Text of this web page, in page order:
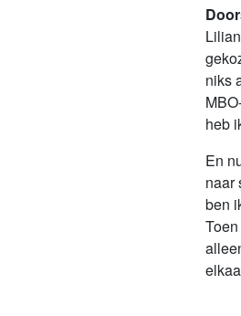
niks
heb
En
naar
ben